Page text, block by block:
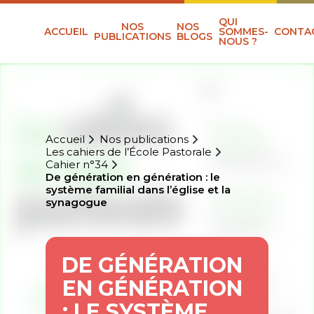
ACCUEIL NOS
PUBLICATIONS
NOS
BLOGS
QUI
SOMMES-
NOUS ?
Accueil
Nos publications
Les cahiers de l’École Pastorale
Cahier n°34
De génération en génération : le
système familial dans l’église et la
synagogue
DE GÉNÉRATION
EN GÉNÉRATION